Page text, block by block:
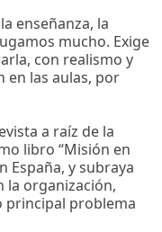
enseñanza, la
mucho. Exige
con realismo y
en las aulas, por
a raíz de la
libro “Misión en
España, y subraya
la organización,
principal problema